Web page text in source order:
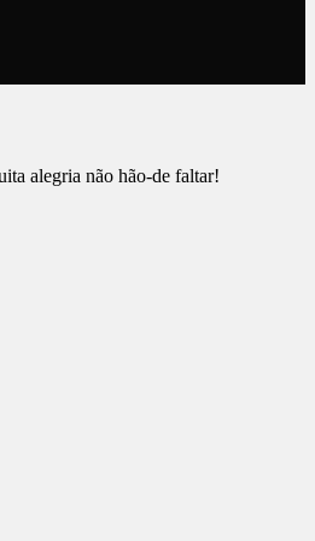
alegria não hão-de faltar!